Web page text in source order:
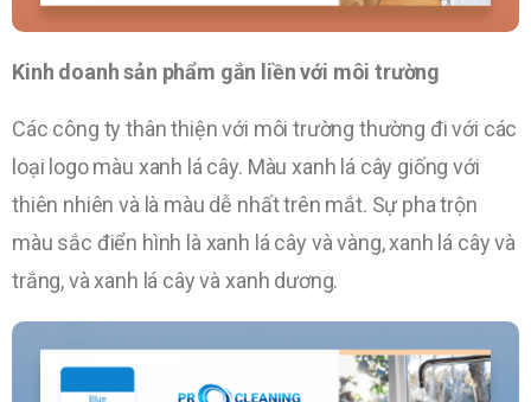
Kinh doanh sản phẩm gắn liền với môi trường
Các công ty thân thiện với môi trường thường đi với các
loại logo màu xanh lá cây. Màu xanh lá cây giống với
thiên nhiên và là màu dễ nhất trên mắt. Sự pha trộn
màu sắc điển hình là xanh lá cây và vàng, xanh lá cây và
trắng, và xanh lá cây và xanh dương.